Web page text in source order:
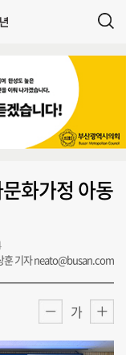
화가정 아동
훈 기자 neato@busan.com
가